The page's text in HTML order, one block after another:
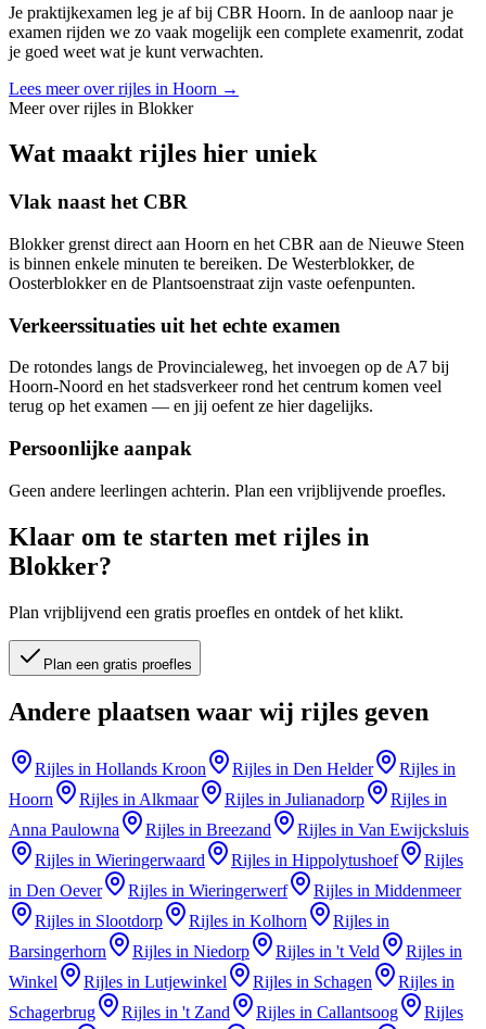
Je praktijkexamen leg je af bij CBR Hoorn. In de aanloop naar je
examen rijden we zo vaak mogelijk een complete examenrit, zodat
je goed weet wat je kunt verwachten.
Lees meer over rijles in Hoorn →
Meer over rijles in Blokker
Wat maakt rijles hier uniek
Vlak naast het CBR
Blokker grenst direct aan Hoorn en het CBR aan de Nieuwe Steen
is binnen enkele minuten te bereiken. De Westerblokker, de
Oosterblokker en de Plantsoenstraat zijn vaste oefenpunten.
Verkeerssituaties uit het echte examen
De rotondes langs de Provincialeweg, het invoegen op de A7 bij
Hoorn-Noord en het stadsverkeer rond het centrum komen veel
terug op het examen — en jij oefent ze hier dagelijks.
Persoonlijke aanpak
Geen andere leerlingen achterin. Plan een vrijblijvende proefles.
Klaar om te starten met rijles in
Blokker?
Plan vrijblijvend een gratis proefles en ontdek of het klikt.
Plan een gratis proefles
Andere plaatsen waar wij rijles geven
Rijles in Hollands Kroon Rijles in Den Helder
Rijles in
Hoorn
Rijles in Alkmaar Rijles in Julianadorp
Rijles in
Anna Paulowna
Rijles in Breezand Rijles in Van Ewijcksluis
Rijles in Wieringerwaard Rijles in Hippolytushoef
Rijles
in Den Oever Rijles in Wieringerwerf Rijles in Middenmeer
Rijles in Slootdorp Rijles in Kolhorn
Rijles in
Barsingerhorn
Rijles in Niedorp Rijles in 't Veld
Rijles in
Winkel
Rijles in Lutjewinkel Rijles in Schagen
Rijles in
Schagerbrug
Rijles in 't Zand Rijles in Callantsoog Rijles